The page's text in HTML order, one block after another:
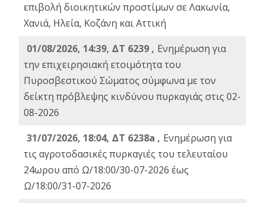
επιβολή διοικητικών προστίμων σε Λακωνία,
Χανιά, Ηλεία, Κοζάνη και Αττική
01/08/2026, 14:39, ΔΤ 6239 , Ενημέρωση για
την επιχειρησιακή ετοιμότητα του
Πυροσβεστικού Σώματος σύμφωνα με τον
δείκτη πρόβλεψης κινδύνου πυρκαγιάς στις 02-
08-2026
31/07/2026, 18:04, ΔΤ 6238a , Ενημέρωση για
τις αγροτοδασικές πυρκαγιές του τελευταίου
24ωρου από Ω/18:00/30-07-2026 έως
Ω/18:00/31-07-2026